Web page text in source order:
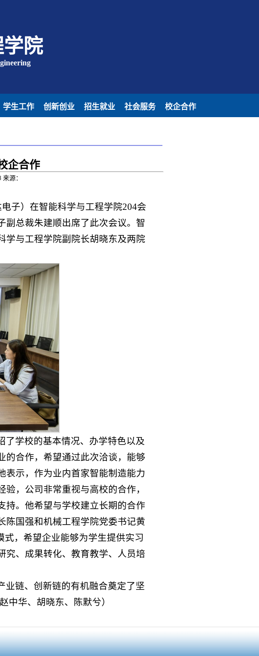
院
学生工作 创新创业 招生就业 社会服务 校企合作
企合作
来源：
子）在智能科学与工程学院204会
副总裁朱建顺出席了此次会议。智
学与工程学院副院长胡晓东及两院
了学校的基本情况、办学特色以及
的合作，希望通过此次洽谈，能够
表示，作为业内首家智能制造能力
，公司非常重视与高校的合作，
持。他希望与学校建立长期的合作
陈国强和机械工程学院党委书记黄
式，希望企业能够为学生提供实习
究、成果转化、教育教学、人员培
业链、创新链的有机融合奠定了坚
中华、胡晓东、陈默兮）